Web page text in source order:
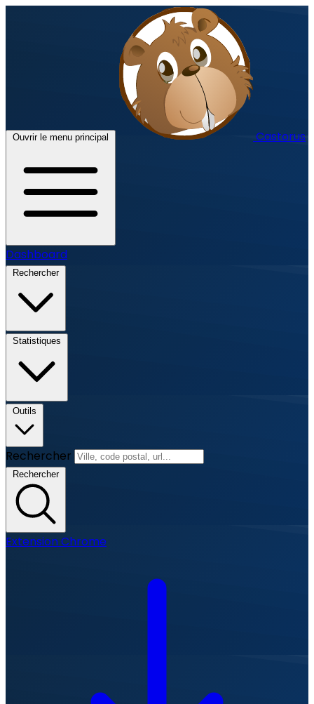
Ouvrir le menu principal Castorus
Dashboard
Rechercher
Statistiques
Outils
Rechercher
Rechercher
Extension Chrome